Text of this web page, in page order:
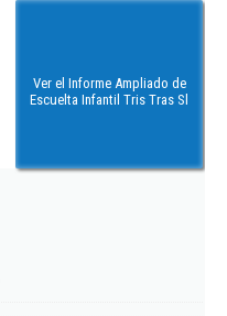
Ver el Informe Ampliado de
Escuelta Infantil Tris Tras Sl